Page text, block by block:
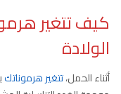
كيف تتغير
الولادة
أثناء الحمل،تتغير هرموناتك